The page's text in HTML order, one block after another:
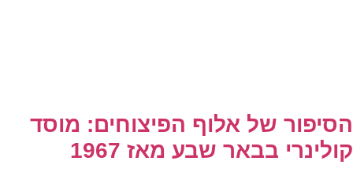
הסיפור של אלוף הפיצוחים: מוסד
קולינרי בבאר שבע מאז 1967